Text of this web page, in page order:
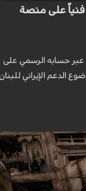
فنياً على منصة
عبر حسابه الرسمي على
الدعم الإيراني للبنان